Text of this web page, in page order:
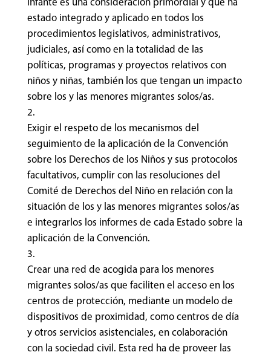
infante es una consideración primordial y que ha
estado integrado y aplicado en todos los
procedimientos legislativos, administrativos,
judiciales, así como en la totalidad de las
políticas, programas y proyectos relativos con
niños y niñas, también los que tengan un impacto
sobre los y las menores migrantes solos/as.
Exigir el respeto de los mecanismos del
seguimiento de la aplicación de la Convención
sobre los Derechos de los Niños y sus protocolos
facultativos, cumplir con las resoluciones del
Comité de Derechos del Niño en relación con la
situación de los y las menores migrantes solos/as
e integrarlos los informes de cada Estado sobre la
aplicación de la Convención.
Crear una red de acogida para los menores
migrantes solos/as que faciliten el acceso en los
centros de protección, mediante un modelo de
dispositivos de proximidad, como centros de día
y otros servicios asistenciales, en colaboración
con la sociedad civil. Esta red ha de proveer las